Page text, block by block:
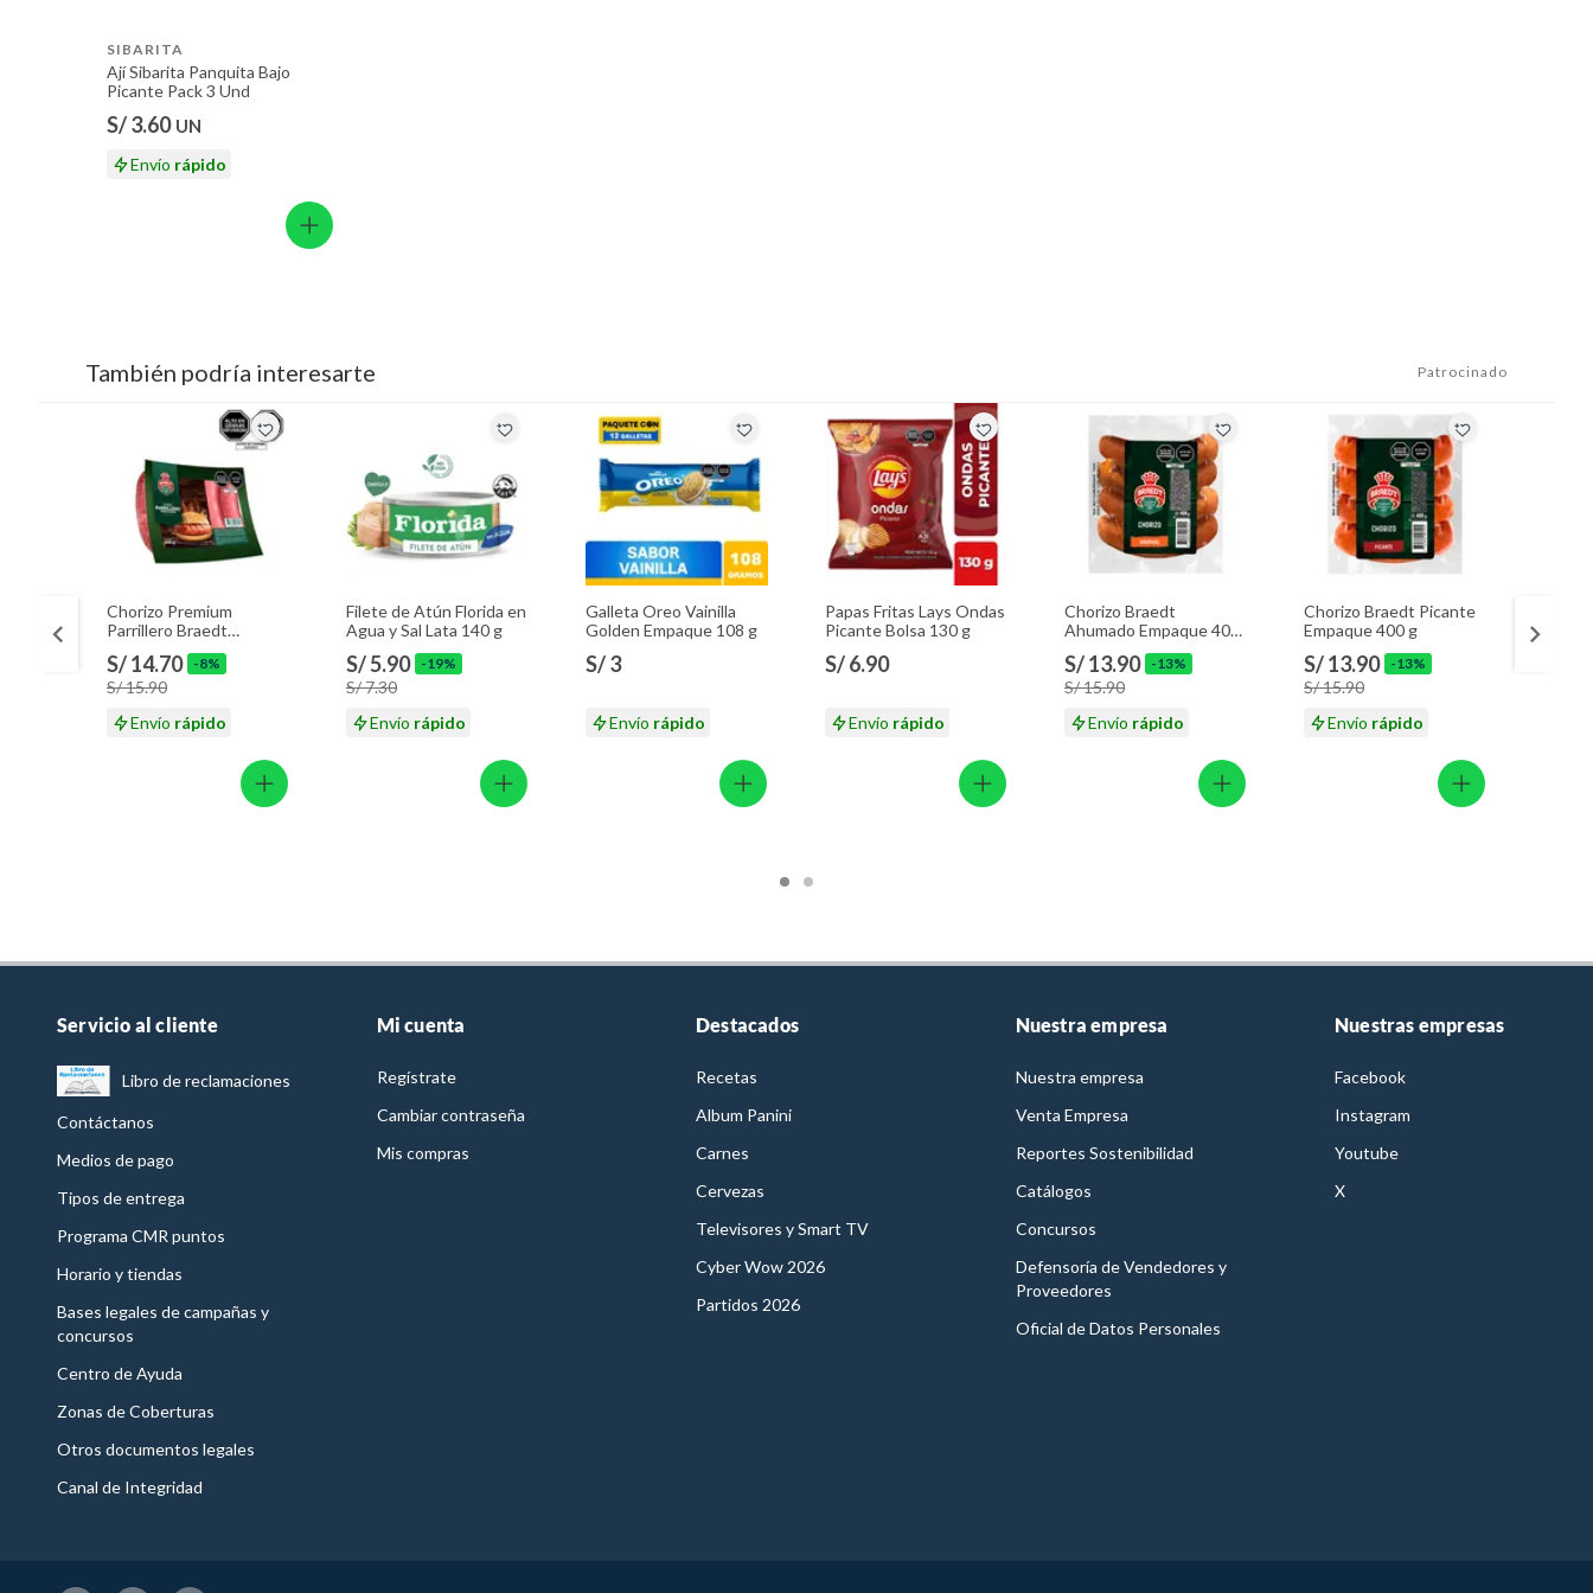
SIBARITA
Ají Sibarita Panquita Bajo
Picante Pack 3 Und
S/ 3.60 UN
Envío rápido
También podría interesarte Patrocinado
Chorizo Premium
Parrillero Braedt
Empaque 500 g
S/ 14.70 -8%
S/ 15.90
Envío rápido
Filete de Atún Florida en
Agua y Sal Lata 140 g
S/ 5.90 -19%
S/ 7.30
Envío rápido
Galleta Oreo Vainilla
Golden Empaque 108 g
S/ 3
Envío rápido
Papas Fritas Lays Ondas
Picante Bolsa 130 g
S/ 6.90
Envío rápido
Chorizo Braedt
Ahumado Empaque 400
S/ 13.90 -13%
S/ 15.90
Envío rápido
Chorizo Braedt Picante
Empaque 400 g
S/ 13.90 -13%
S/ 15.90
Envío rápido
Servicio al cliente
Libro de reclamaciones
Contáctanos
Medios de pago
Tipos de entrega
Programa CMR puntos
Horario y tiendas
Bases legales de campañas y
concursos
Centro de Ayuda
Zonas de Coberturas
Otros documentos legales
Canal de Integridad
Mi cuenta
Regístrate
Cambiar contraseña
Mis compras
Destacados
Recetas
Album Panini
Carnes
Cervezas
Televisores y Smart TV
Cyber Wow 2026
Partidos 2026
Nuestra empresa
Nuestra empresa
Venta Empresa
Reportes Sostenibilidad
Catálogos
Concursos
Defensoría de Vendedores y
Proveedores
Oficial de Datos Personales
Nuestras empresas
Facebook
Instagram
Youtube
X